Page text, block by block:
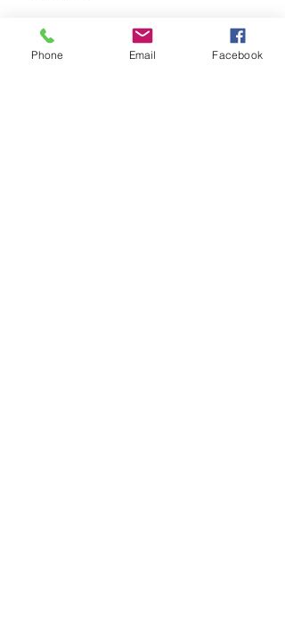
Phone Email Facebook